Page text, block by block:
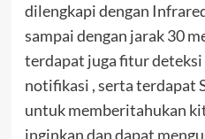
dilengkapi dengan
sampai dengan jarak 30
terdapat juga fitur deteksi
notifikasi , serta terdapat
untuk memberitahukan
inginkan dan dapat